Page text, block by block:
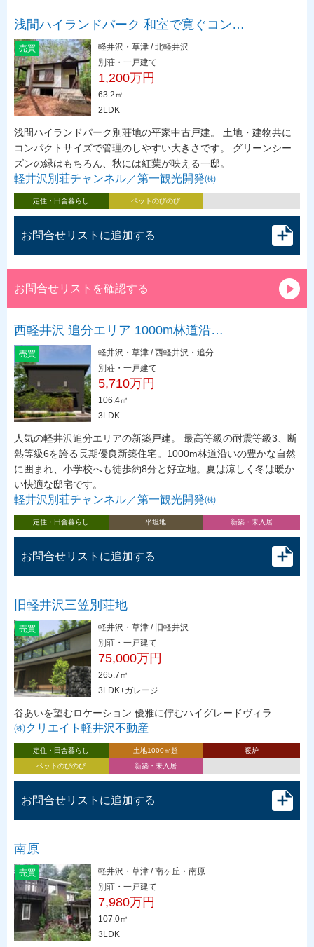
浅間ハイランドパーク 和室で寛ぐコン…
売買
軽井沢・草津 / 北軽井沢
別荘・一戸建て
1,200万円
63.2㎡
2LDK
浅間ハイランドパーク別荘地の平家中古戸建。 土地・建物共に
コンパクトサイズで管理のしやすい大きさです。 グリーンシー
ズンの緑はもちろん、秋には紅葉が映える一邸。
軽井沢別荘チャンネル／第一観光開発㈱
定住・田舎暮らし ペットのびのび
お問合せリストに追加する
お問合せリストを確認する
西軽井沢 追分エリア 1000m林道沿…
売買
軽井沢・草津 / 西軽井沢・追分
別荘・一戸建て
5,710万円
106.4㎡
3LDK
人気の軽井沢追分エリアの新築戸建。 最高等級の耐震等級3、断
熱等級6を誇る長期優良新築住宅。1000m林道沿いの豊かな自然
に囲まれ、小学校へも徒歩約8分と好立地。夏は涼しく冬は暖か
い快適な邸宅です。
軽井沢別荘チャンネル／第一観光開発㈱
定住・田舎暮らし 平坦地 新築・未入居
お問合せリストに追加する
旧軽井沢三笠別荘地
売買
軽井沢・草津 / 旧軽井沢
別荘・一戸建て
75,000万円
265.7㎡
3LDK+ガレージ
谷あいを望むロケーション 優雅に佇むハイグレードヴィラ
㈱クリエイト軽井沢不動産
定住・田舎暮らし 土地1000㎡超
暖炉
ペットのびのび
新築・未入居
お問合せリストに追加する
南原
売買
軽井沢・草津 / 南ヶ丘・南原
別荘・一戸建て
7,980万円
107.0㎡
3LDK